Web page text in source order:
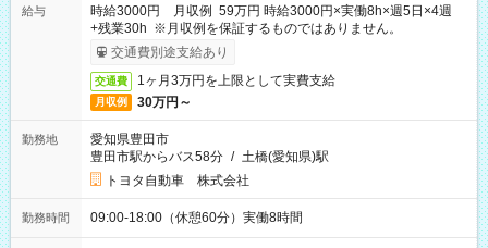
給与
時給3000円 月収例 59万円 時給3000円×実働8h×週5日×4週
+残業30h ※月収例を保証するものではありません。
交通費別途支給あり
交通費 1ヶ月3万円を上限として実費支給
月収例 30万円～
勤務地
愛知県豊田市
豊田市駅からバス58分 / 土橋(愛知県)駅
トヨタ自動車 株式会社
勤務時間 09:00-18:00（休憩60分）実働8時間